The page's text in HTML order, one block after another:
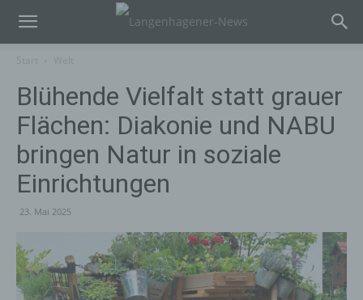
Blühende Vielfalt statt grauer
Flächen: Diakonie und NABU
bringen Natur in soziale
Einrichtungen
23. Mai 2025